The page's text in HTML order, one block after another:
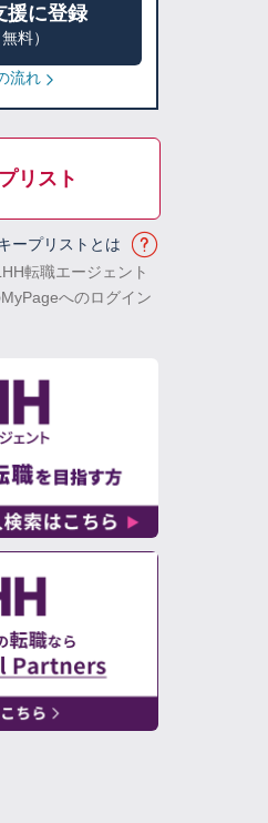
援に登録
無料）
流れ
リスト
ープリストとは
転職エージェント
へのログイン